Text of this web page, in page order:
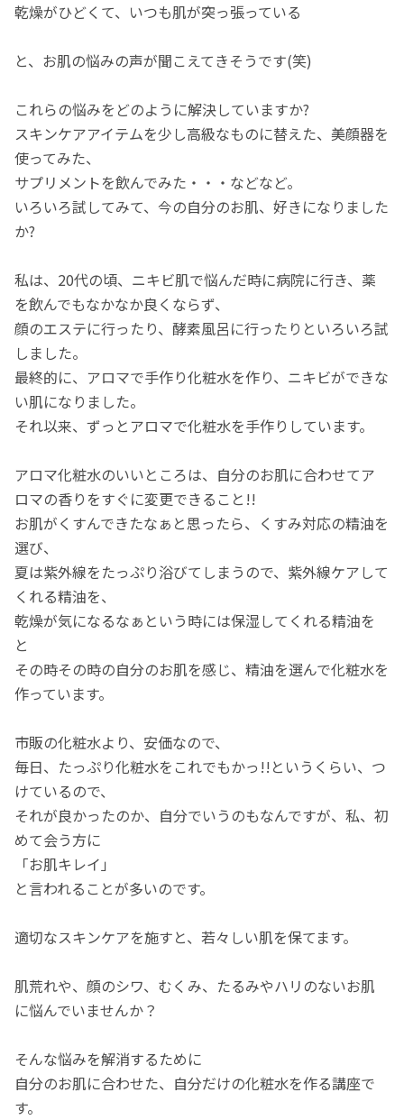
乾燥がひどくて、いつも肌が突っ張っている
と、お肌の悩みの声が聞こえてきそうです(笑)
これらの悩みをどのように解決していますか?
スキンケアアイテムを少し高級なものに替えた、美顔器を
使ってみた、
サプリメントを飲んでみた・・・などなど。
いろいろ試してみて、今の自分のお肌、好きになりました
か?
私は、20代の頃、ニキビ肌で悩んだ時に病院に行き、薬
を飲んでもなかなか良くならず、
顔のエステに行ったり、酵素風呂に行ったりといろいろ試
しました。
最終的に、アロマで手作り化粧水を作り、ニキビができな
い肌になりました。
それ以来、ずっとアロマで化粧水を手作りしています。
アロマ化粧水のいいところは、自分のお肌に合わせてア
ロマの香りをすぐに変更できること!!
お肌がくすんできたなぁと思ったら、くすみ対応の精油を
選び、
夏は紫外線をたっぷり浴びてしまうので、紫外線ケアして
くれる精油を、
乾燥が気になるなぁという時には保湿してくれる精油を
と
その時その時の自分のお肌を感じ、精油を選んで化粧水を
作っています。
市販の化粧水より、安価なので、
毎日、たっぷり化粧水をこれでもかっ!!というくらい、つ
けているので、
それが良かったのか、自分でいうのもなんですが、私、初
めて会う方に
「お肌キレイ」
と言われることが多いのです。
適切なスキンケアを施すと、若々しい肌を保てます。
肌荒れや、顔のシワ、むくみ、たるみやハリのないお肌
に悩んでいませんか？
そんな悩みを解消するために
自分のお肌に合わせた、自分だけの化粧水を作る講座で
す。